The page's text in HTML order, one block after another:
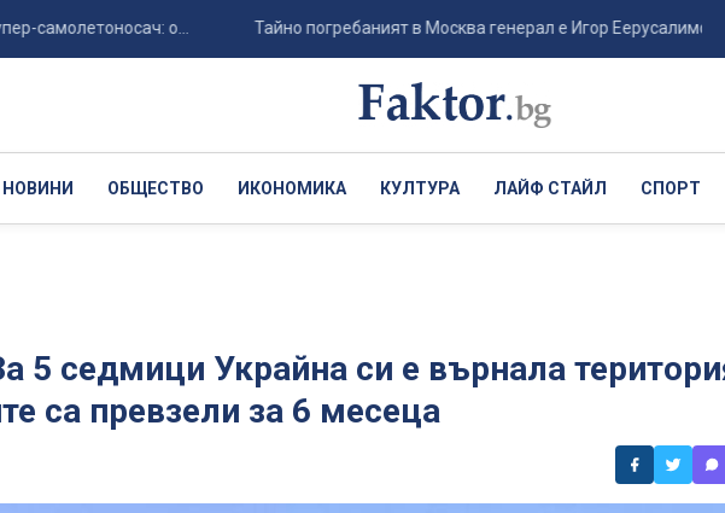
о... Тайно погребаният в Москва генерал е Игор Еерусалимов -
НОВИНИ ОБЩЕСТВО ИКОНОМИКА КУЛТУРА ЛАЙФ СТАЙЛ СПОРТ
5 седмици Украйна си е върнала
са превзели за 6 месеца